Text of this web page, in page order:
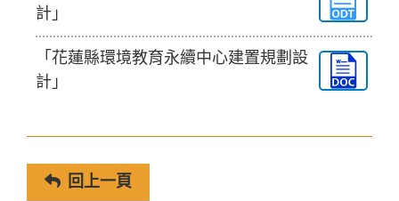
計」
「花蓮縣環境教育永續中心建置規劃設
計」
回上一頁